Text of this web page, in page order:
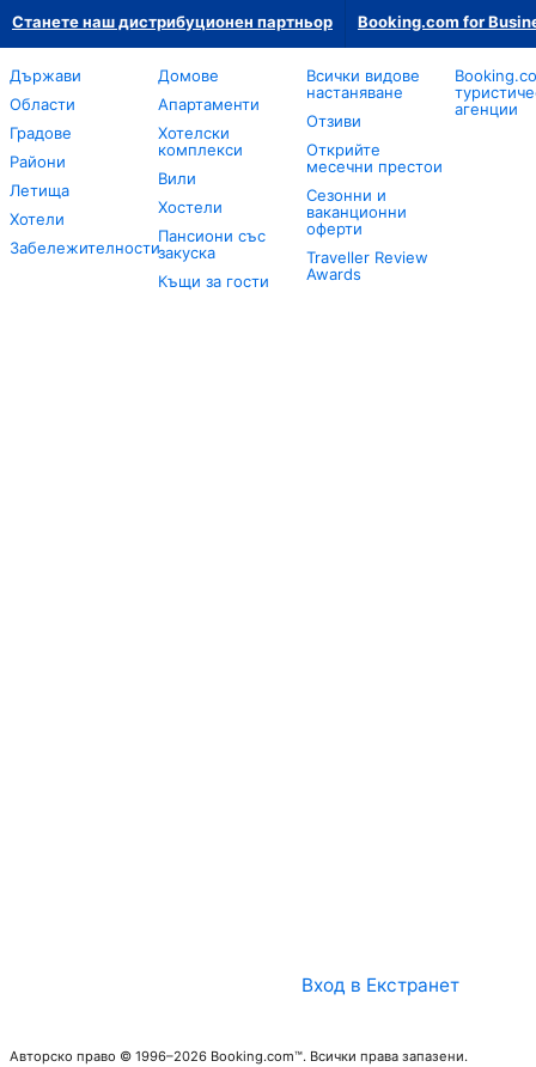
Станете наш дистрибуционен партньор Booking.com for
Държави
Области
Градове
Райони
Летища
Хотели
Забележителности
Домове
Апартаменти
Хотелски
комплекси
Вили
Хостели
Пансиони със
закуска
Къщи за гости
Всички видове
настаняване
Отзиви
Открийте
месечни престои
Сезонни и
ваканционни
оферти
Traveller Review
Awards
агенции
Вход в Екстранет
Авторско право © 1996–2026 Booking.com™. Всички права запазени.